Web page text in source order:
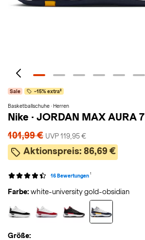
Sale -15% extra²
Basketballschuhe · Herren
Nike · JORDAN MAX AURA 7
101,99 € UVP 119,95 €
Aktionspreis: 86,69 €
16 Bewertungen 1
Farbe: white-university gold-obsidian
Größe: